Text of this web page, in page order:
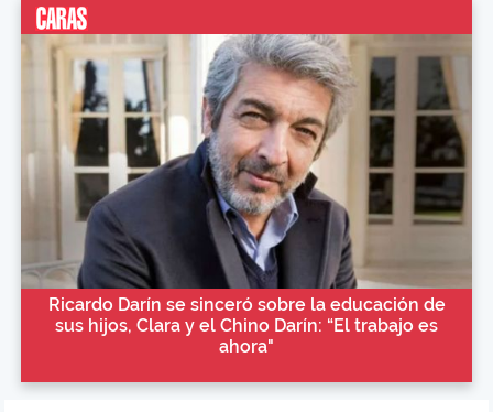
Ricardo Darín se sinceró sobre la educación de
sus hijos, Clara y el Chino Darín: “El trabajo es
ahora"